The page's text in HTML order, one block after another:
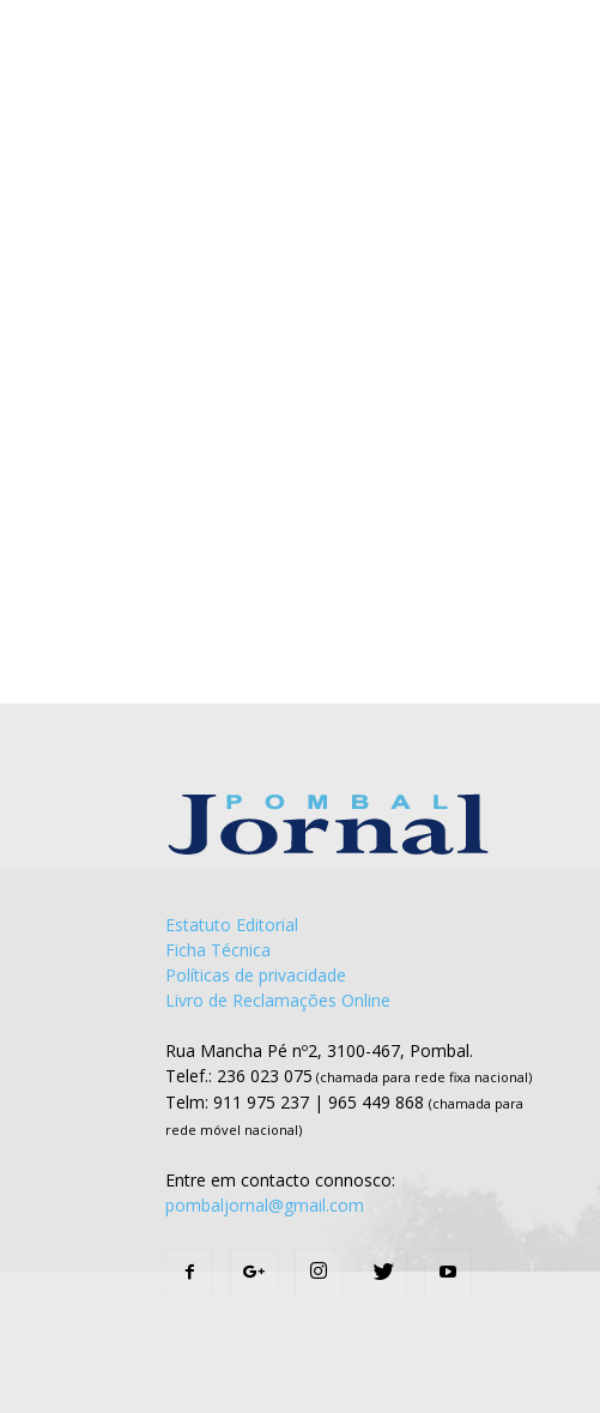
Estatuto Editorial
Ficha Técnica
Políticas de privacidade
Livro de Reclamações Online
Rua Mancha Pé nº2, 3100-467, Pombal.
Telef.: 236 023 075 (chamada para rede fixa nacional)
Telm: 911 975 237 | 965 449 868 (chamada para
rede móvel nacional)
Entre em contacto connosco:
pombaljornal@gmail.com